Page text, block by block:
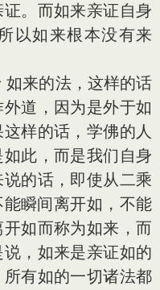
。而如来亲证自身
以如来根本没有来
来的法，这样的话
道，因为是外于如
样的话，学佛的人
此，而是我们自身
的话，即使从二乘
瞬间离开如，不能
如而称为如来，而
，如来是亲证如的
有如的一切诸法都